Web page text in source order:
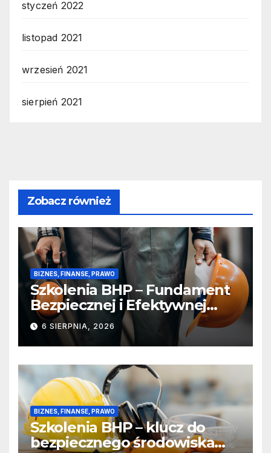
styczeń 2022
listopad 2021
wrzesień 2021
sierpień 2021
Zobacz również
BIZNES, FINANSE, PRAWO
Szkolenia BHP – Fundament
Bezpiecznej i Efektywnej
Pracy
6 SIERPNIA, 2026
BIZNES, FINANSE, PRAWO
Szkolenia BHP – klucz do
bezpiecznego środowiska